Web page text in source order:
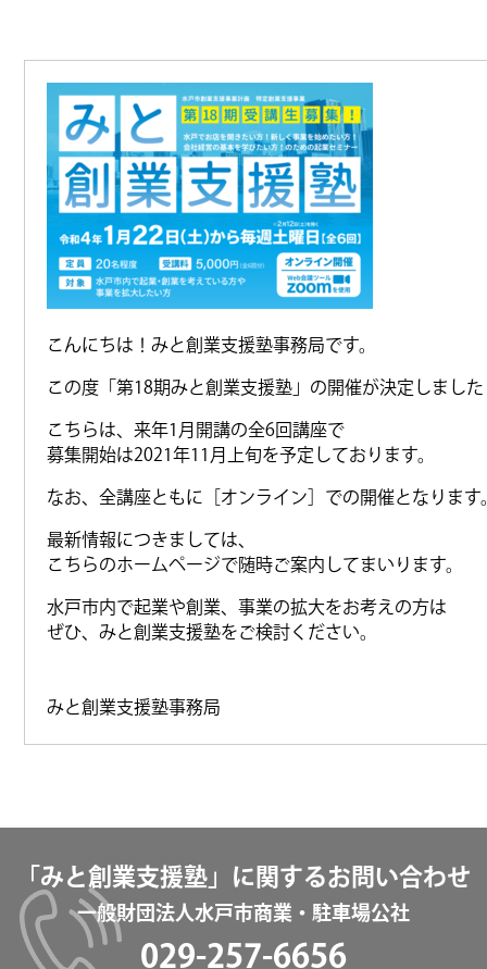
こんにちは！みと創業支援塾事務局です。
この度「第18期みと創業支援塾」の開催が決定しまし
こちらは、来年1月開講の全6回講座で
募集開始は2021年11月上旬を予定しております。
なお、全講座ともに［オンライン］での開催となります
最新情報につきましては、
こちらのホームページで随時ご案内してまいります。
水戸市内で起業や創業、事業の拡大をお考えの方は
ぜひ、みと創業支援塾をご検討ください。
みと創業支援塾事務局
「みと創業支援塾」に関するお問い合わせ
一般財団法人水戸市商業・駐車場公社
029-257-6656